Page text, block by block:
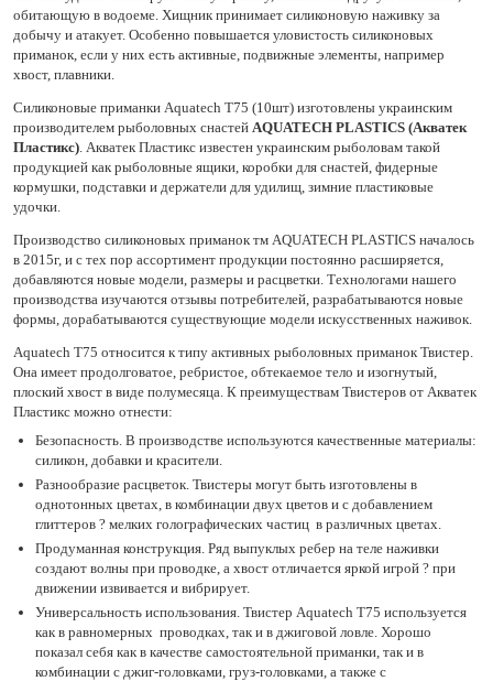
обитающую в водоеме. Хищник принимает силиконовую наживку за
добычу и атакует. Особенно повышается уловистость силиконовых
приманок, если у них есть активные, подвижные элементы, например
хвост, плавники.
Силиконовые приманки Aquatech Т75 (10шт) изготовлены украинским
производителем рыболовных снастей AQUATECH PLASTICS (Акватек
Пластикс). Акватек Пластикс известен украинским рыболовам такой
продукцией как рыболовные ящики, коробки для снастей, фидерные
кормушки, подставки и держатели для удилищ, зимние пластиковые
удочки.
Производство силиконовых приманок тм AQUATECH PLASTICS началось
в 2015г, и с тех пор ассортимент продукции постоянно расширяется,
добавляются новые модели, размеры и расцветки. Технологами нашего
производства изучаются отзывы потребителей, разрабатываются новые
формы, дорабатываются существующие модели искусственных наживок.
Aquatech Т75 относится к типу активных рыболовных приманок Твистер.
Она имеет продолговатое, ребристое, обтекаемое тело и изогнутый,
плоский хвост в виде полумесяца. К преимуществам Твистеров от Акватек
Пластикс можно отнести:
Безопасность. В производстве используются качественные материалы:
силикон, добавки и красители.
Разнообразие расцветок. Твистеры могут быть изготовлены в
однотонных цветах, в комбинации двух цветов и с добавлением
глиттеров ? мелких голографических частиц в различных цветах.
Продуманная конструкция. Ряд выпуклых ребер на теле наживки
создают волны при проводке, а хвост отличается яркой игрой ? при
движении извивается и вибрирует.
Универсальность использования. Твистер Aquatech Т75 используется
как в равномерных проводках, так и в джиговой ловле. Хорошо
показал себя как в качестве самостоятельной приманки, так и в
комбинации с джиг-головками, груз-головками, а также с